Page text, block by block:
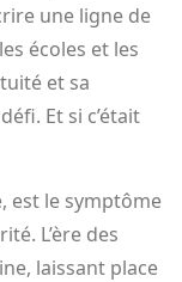
une ligne de
écoles et les
et sa
Et si c’était
est le symptôme
L’ère des
laissant place